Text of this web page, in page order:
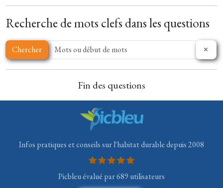
Recherche de mots clefs dans les questions
Chercher
Fin des questions
Infos pratiques et conseils sur l'habitat durable depuis 2008
Picbleu évalué par 689 utilisateurs